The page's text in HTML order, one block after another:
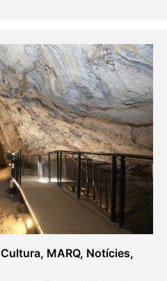
Cultura, MARQ, Notícies,